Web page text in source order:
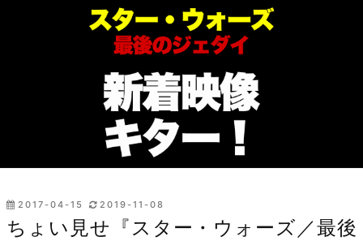
投
稿
日:
2017-04-15 2019-11-08
ちょい見せ『スター・ウォーズ／最後